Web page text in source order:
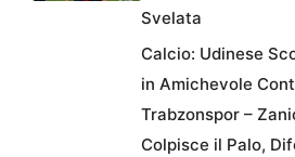
Svelata
Calcio: Udinese
in Amichevole
Trabzonspor –
Colpisce il Palo,